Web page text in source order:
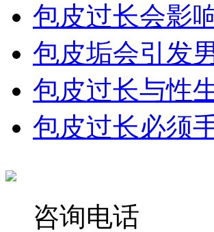
包皮过长会影
包皮垢会引发
包皮过长与性
包皮过长必须
咨询电话